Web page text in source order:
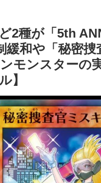
2種が「5th
和や「秘密捜
モンスターの
】